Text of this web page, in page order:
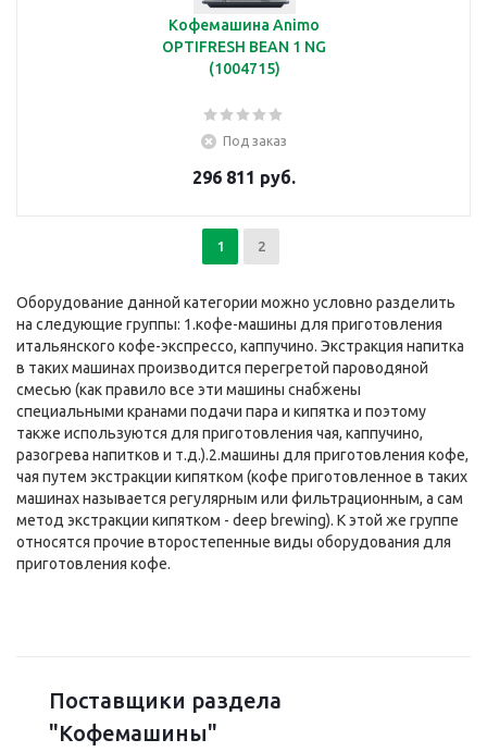
Кофемашина Animo
OPTIFRESH BEAN 1 NG
(1004715)
Под заказ
296 811 руб.
1 2
Оборудование данной категории можно условно разделить
на следующие группы: 1.кофе-машины для приготовления
итальянского кофе-экспрессо, каппучино. Экстракция напитка
в таких машинах производится перегретой пароводяной
смесью (как правило все эти машины снабжены
специальными кранами подачи пара и кипятка и поэтому
также используются для приготовления чая, каппучино,
разогрева напитков и т.д.).2.машины для приготовления кофе,
чая путем экстракции кипятком (кофе приготовленное в таких
машинах называется регулярным или фильтрационным, а сам
метод экстракции кипятком - deep brewing). К этой же группе
относятся прочие второстепенные виды оборудования для
приготовления кофе.
Поставщики раздела
"Кофемашины"